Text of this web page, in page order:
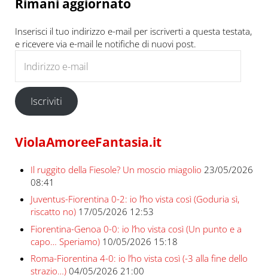
Inserisci il tuo indirizzo e-mail per iscriverti a questa testata,
e ricevere via e-mail le notifiche di nuovi post.
Iscriviti
ViolaAmoreeFantasia.it
Il ruggito della Fiesole? Un moscio miagolio 23/05/2026
08:41
Juventus-Fiorentina 0-2: io l’ho vista così (Goduria sì,
riscatto no) 17/05/2026 12:53
Fiorentina-Genoa 0-0: io l’ho vista così (Un punto e a
capo… Speriamo) 10/05/2026 15:18
Roma-Fiorentina 4-0: io l’ho vista così (-3 alla fine dello
strazio…) 04/05/2026 21:00